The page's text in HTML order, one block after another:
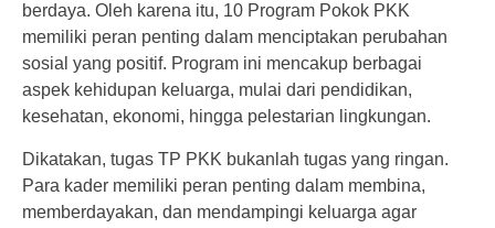
berdaya. Oleh karena itu, 10 Program Pokok PKK
memiliki peran penting dalam menciptakan perubahan
sosial yang positif. Program ini mencakup berbagai
aspek kehidupan keluarga, mulai dari pendidikan,
kesehatan, ekonomi, hingga pelestarian lingkungan.
Dikatakan, tugas TP PKK bukanlah tugas yang ringan.
Para kader memiliki peran penting dalam membina,
memberdayakan, dan mendampingi keluarga agar